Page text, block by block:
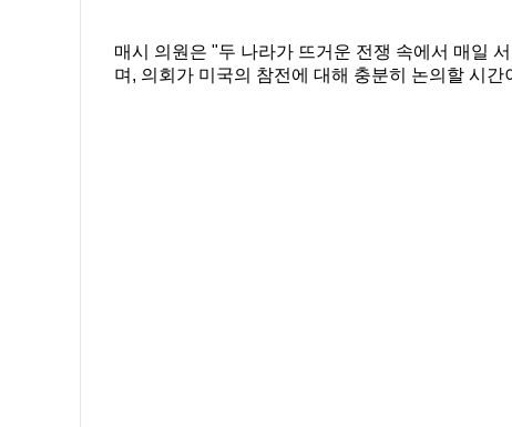
매시 의원은 "두 나라가 뜨거운 전쟁 속에서 매일
며, 의회가 미국의 참전에 대해 충분히 논의할 시간